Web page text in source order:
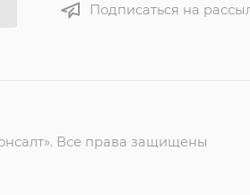
Подписаться на
Все права защищены